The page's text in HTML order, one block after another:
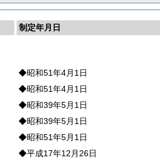
制定年月日
◆昭和51年4月1日
◆昭和51年4月1日
◆昭和39年5月1日
◆昭和39年5月1日
◆昭和51年5月1日
◆平成17年12月26日